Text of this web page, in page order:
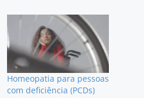
Homeopatia para pessoas
com deficiência (PCDs)